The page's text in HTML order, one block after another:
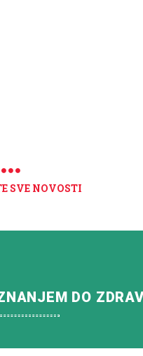
SVE NOVOSTI
DO